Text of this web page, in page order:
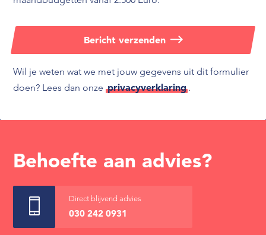
Bericht verzenden
Wil je weten wat we met jouw gegevens uit dit formulier
doen? Lees dan onzeprivacyverklaring .
Behoefte aan advies?
Direct blijvend advies
030 242 0931